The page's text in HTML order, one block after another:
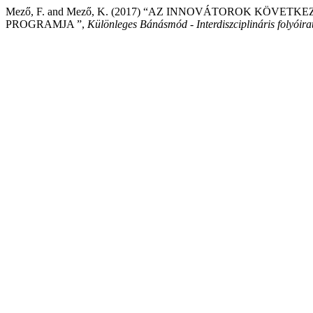
Mező, F. and Mező, K. (2017) “AZ INNOVÁTOROK
PROGRAMJA ”, Különleges Bánásmód - Interdiszciplináris